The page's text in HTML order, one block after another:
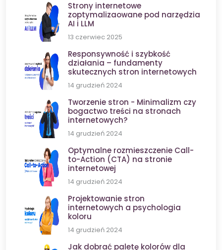
Strony internetowe
zoptymalizaowane pod narzędzia
AI i LLM
13 czerwiec 2025
Responsywność i szybkość
działania – fundamenty
skutecznych stron internetowych
14 grudzień 2024
Tworzenie stron - Minimalizm czy
bogactwo treści na stronach
internetowych?
14 grudzień 2024
Optymalne rozmieszczenie Call-
to-Action (CTA) na stronie
internetowej
14 grudzień 2024
Projektowanie stron
internetowych a psychologia
koloru
14 grudzień 2024
Jak dobrać paletę kolorów dla